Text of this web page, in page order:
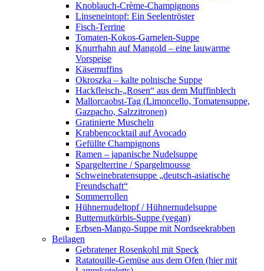
Knoblauch-Crème-Champignons
Linseneintopf: Ein Seelentröster
Fisch-Terrine
Tomaten-Kokos-Garnelen-Suppe
Knurrhahn auf Mangold – eine lauwarme
Vorspeise
Käsemuffins
Okroszka – kalte polnische Suppe
Hackfleisch-„Rosen“ aus dem Muffinblech
Mallorcaobst-Tag (Limoncello, Tomatensuppe,
Gazpacho, Salzzitronen)
Gratinierte Muscheln
Krabbencocktail auf Avocado
Gefüllte Champignons
Ramen – japanische Nudelsuppe
Spargelterrine / Spargelmousse
Schweinebratensuppe „deutsch-asiatische
Freundschaft“
Sommerrollen
Hühnernudeltopf / Hühnernudelsuppe
Butternutkürbis-Suppe (vegan)
Erbsen-Mango-Suppe mit Nordseekrabben
Beilagen
Gebratener Rosenkohl mit Speck
Ratatouille-Gemüse aus dem Ofen (hier mit